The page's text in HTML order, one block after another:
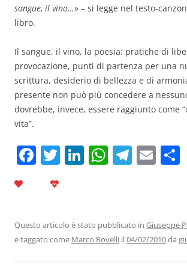
sangue, il vino…» – si legge nel testo-
libro.
Il sangue, il vino, la poesia: pratiche di
provocazione, punti di partenza per una
scrittura, desiderio di bellezza e di
presente non può più concedere a
dovrebbe, invece, essere raggiunto come
vita”.
F
b
o
T Li
dI
n
W
A
p
T
a
m
E
Questo articolo è stato pubblicato in Giuseppe
e taggato come Marco Rovelli il04/02/2010da